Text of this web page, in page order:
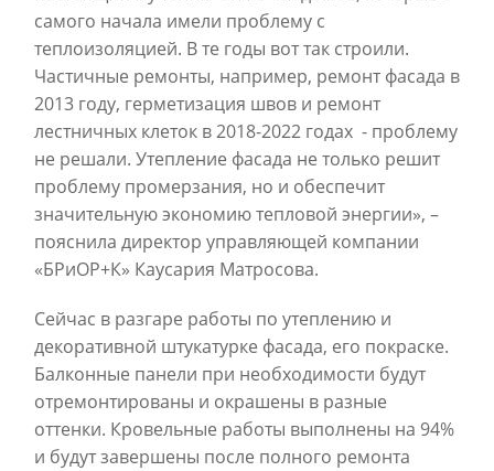
самого начала имели проблему с
теплоизоляцией. В те годы вот так строили.
Частичные ремонты, например, ремонт фасада в
2013 году, герметизация швов и ремонт
лестничных клеток в 2018-2022 годах - проблему
не решали. Утепление фасада не только решит
проблему промерзания, но и обеспечит
значительную экономию тепловой энергии», –
пояснила директор управляющей компании
«БРиОР+К» Каусария Матросова.
Сейчас в разгаре работы по утеплению и
декоративной штукатурке фасада, его покраске.
Балконные панели при необходимости будут
отремонтированы и окрашены в разные
оттенки. Кровельные работы выполнены на 94%
и будут завершены после полного ремонта